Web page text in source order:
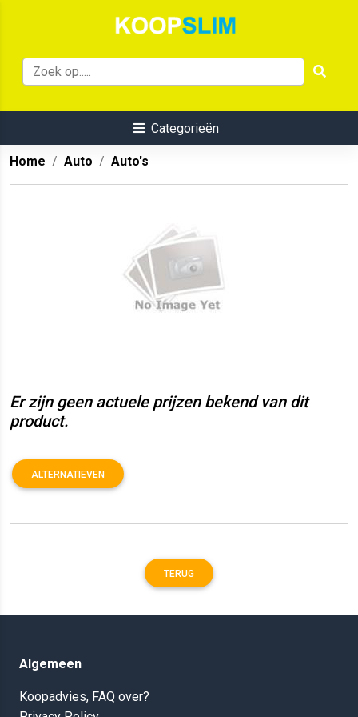
Categorieën
Home Auto Auto's
Er zijn geen actuele prijzen bekend van dit
product.
ALTERNATIEVEN
TERUG
Algemeen
Koopadvies, FAQ over?